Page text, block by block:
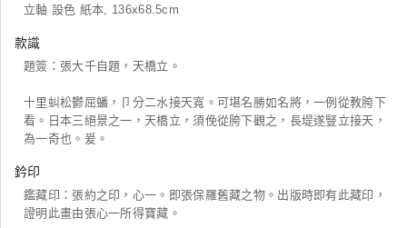
立軸 設色 紙本, 136x68.5cm
款識
題簽：張大千自題，天橋立。
十里虯松鬱屈蟠，卩分二水接天寬。可堪名勝如名將，一例從教胯下
看。日本三絕景之一，天橋立，須俛從胯下觀之，長堤遂豎立接天，
為一奇也。爰。
鈐印
鑑藏印：張約之印，心一。即張保羅舊藏之物。出版時即有此藏印，
證明此畫由張心一所得寶藏。